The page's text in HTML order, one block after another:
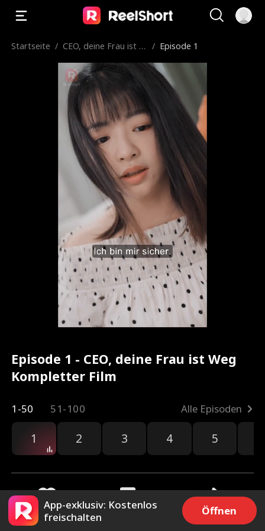
Startseite / CEO, deine Frau ist W
/ Episode 1
Episode 1 - CEO, deine Frau ist Weg
Kompletter Film
1-50 51-100 Alle Episoden
1 2 3 4 5
1.8k Teilen
App-exklusiv: Kostenlos
freischalten
Öffnen